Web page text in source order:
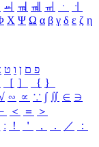
ㆉ ㆊ ㆋ ㆌ ㆍ
ㆎ
Χ Ψ Ω α β γ δ ε ζ η
פ ם ן ו ט
［ ］ ｛ ｝
∽ ∝ ∵ ∫ ∬ ∈ ∋
＜ ＝
＞
ː ！ ＇ ， ． ／
：